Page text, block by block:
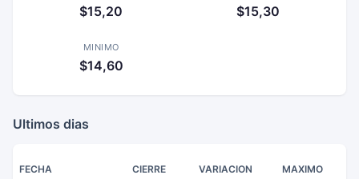
$15,20 $15,30
MINIMO
$14,60
Ultimos dias
FECHA CIERRE VARIACION MAXIMO